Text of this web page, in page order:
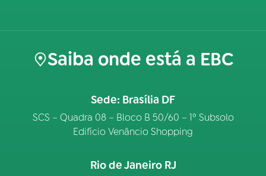
Saiba onde está a EBC
Sede: Brasília DF
SCS – Quadra 08 – Bloco B 50/60 – 1º Subsolo
Edifício Venâncio Shopping
Rio de Janeiro RJ